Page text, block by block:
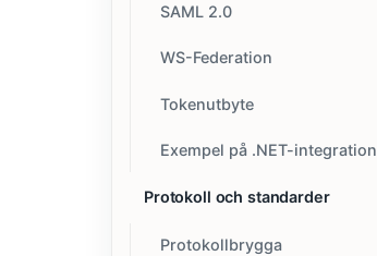
SAML 2.0
WS-Federation
Tokenutbyte
Exempel på .NET-integration
Protokoll och standarder
Protokollbrygga